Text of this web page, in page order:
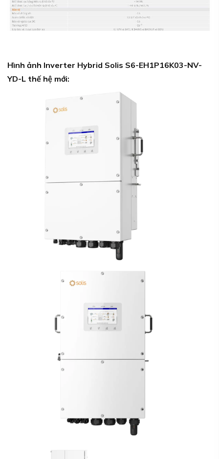
Hình ảnh Inverter Hybrid Solis S6-EH1P16K03-NV-
YD-L thế hệ mới: